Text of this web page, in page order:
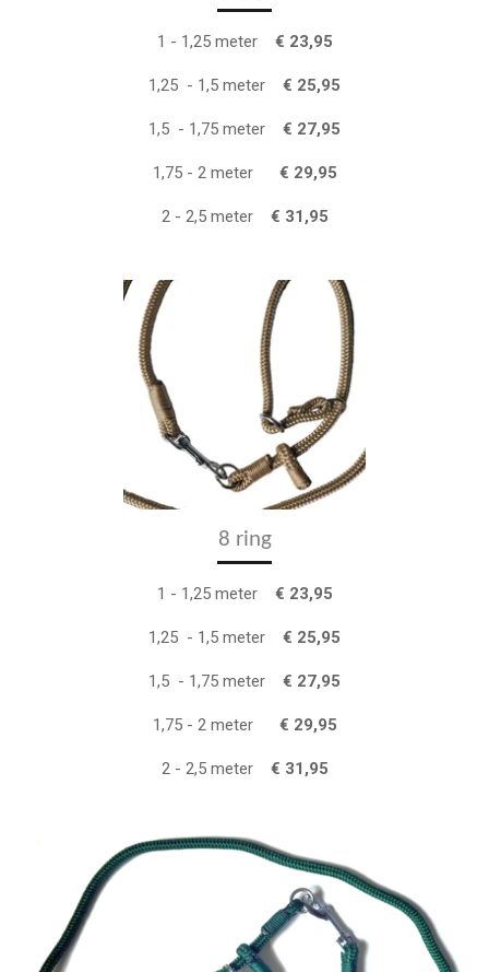
1 - 1,25 meter € 23,95
1,25 - 1,5 meter € 25,95
1,5 - 1,75 meter € 27,95
1,75 - 2 meter € 29,95
2 - 2,5 meter € 31,95
8 ring
1 - 1,25 meter € 23,95
1,25 - 1,5 meter € 25,95
1,5 - 1,75 meter € 27,95
1,75 - 2 meter € 29,95
2 - 2,5 meter € 31,95